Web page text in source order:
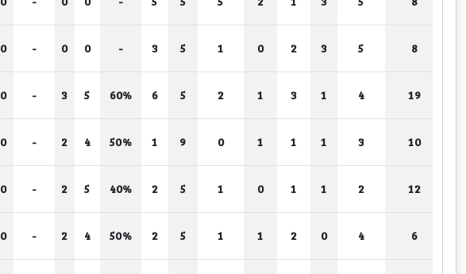
0 - 0 0 - 3 5 1 0 2 3 5 8
0 - 3 5 60% 6 5 2 1 3 1 4 19
0 - 2 4 50% 1 9 0 1 1 1 3 10
0 - 2 5 40% 2 5 1 0 1 1 2 12
0 - 2 4 50% 2 5 1 1 2 0 4 6